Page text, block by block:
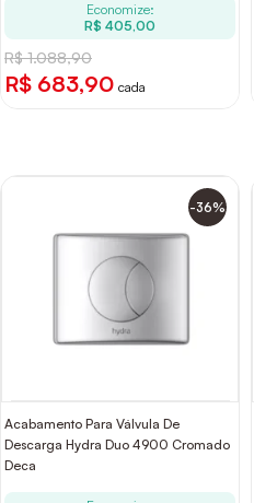
Economize:
R$ 405,00
R$ 1.088,90
R$ 683,90 cada
-36%
Acabamento Para Válvula De
Descarga Hydra Duo 4900 Cromado
Deca